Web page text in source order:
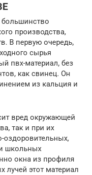
производства,
В первую очередь,
сырья
пвх-материал, без
как свинец. Он
из кальция и
вред окружающей
так и при их
оздоровительных,
школьных
окна из профиля
лучей этот материал